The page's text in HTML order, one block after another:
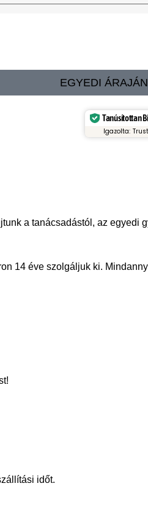
EGYEDI
Tanúsítottan
Igazolta:
a tanácsadástól, az
14 éve szolgáljuk ki.
időt.